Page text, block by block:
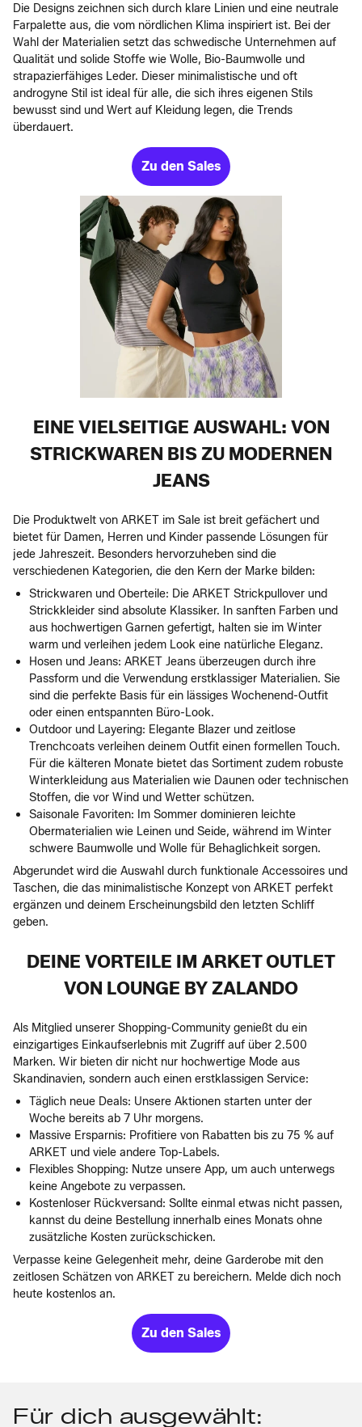
Die Designs zeichnen sich durch klare Linien und eine neutrale
Farpalette aus, die vom nördlichen Klima inspiriert ist. Bei der
Wahl der Materialien setzt das schwedische Unternehmen auf
Qualität und solide Stoffe wie Wolle, Bio-Baumwolle und
strapazierfähiges Leder. Dieser minimalistische und oft
androgyne Stil ist ideal für alle, die sich ihres eigenen Stils
bewusst sind und Wert auf Kleidung legen, die Trends
überdauert.
Zu den Sales
EINE VIELSEITIGE AUSWAHL: VON
STRICKWAREN BIS ZU MODERNEN
JEANS
Die Produktwelt von ARKET im Sale ist breit gefächert und
bietet für Damen, Herren und Kinder passende Lösungen für
jede Jahreszeit. Besonders hervorzuheben sind die
verschiedenen Kategorien, die den Kern der Marke bilden:
Strickwaren und Oberteile: Die ARKET Strickpullover und
Strickkleider sind absolute Klassiker. In sanften Farben und
aus hochwertigen Garnen gefertigt, halten sie im Winter
warm und verleihen jedem Look eine natürliche Eleganz.
Hosen und Jeans: ARKET Jeans überzeugen durch ihre
Passform und die Verwendung erstklassiger Materialien. Sie
sind die perfekte Basis für ein lässiges Wochenend-Outfit
oder einen entspannten Büro-Look.
Outdoor und Layering: Elegante Blazer und zeitlose
Trenchcoats verleihen deinem Outfit einen formellen Touch.
Für die kälteren Monate bietet das Sortiment zudem robuste
Winterkleidung aus Materialien wie Daunen oder technischen
Stoffen, die vor Wind und Wetter schützen.
Saisonale Favoriten: Im Sommer dominieren leichte
Obermaterialien wie Leinen und Seide, während im Winter
schwere Baumwolle und Wolle für Behaglichkeit sorgen.
Abgerundet wird die Auswahl durch funktionale Accessoires und
Taschen, die das minimalistische Konzept von ARKET perfekt
ergänzen und deinem Erscheinungsbild den letzten Schliff
geben.
DEINE VORTEILE IM ARKET OUTLET
VON LOUNGE BY ZALANDO
Als Mitglied unserer Shopping-Community genießt du ein
einzigartiges Einkaufserlebnis mit Zugriff auf über 2.500
Marken. Wir bieten dir nicht nur hochwertige Mode aus
Skandinavien, sondern auch einen erstklassigen Service:
Täglich neue Deals: Unsere Aktionen starten unter der
Woche bereits ab 7 Uhr morgens.
Massive Ersparnis: Profitiere von Rabatten bis zu 75 % auf
ARKET und viele andere Top-Labels.
Flexibles Shopping: Nutze unsere App, um auch unterwegs
keine Angebote zu verpassen.
Kostenloser Rückversand: Sollte einmal etwas nicht passen,
kannst du deine Bestellung innerhalb eines Monats ohne
zusätzliche Kosten zurückschicken.
Verpasse keine Gelegenheit mehr, deine Garderobe mit den
zeitlosen Schätzen von ARKET zu bereichern. Melde dich noch
heute kostenlos an.
Zu den Sales
Für dich ausgewählt: